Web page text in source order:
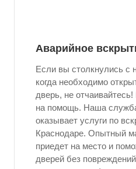
Аварийное
Если вы столкнулись с
когда необходимо
дверь, не
на помощь. Наша
оказывает услуги по
Краснодаре. Опытный
приедет на место и
дверей без